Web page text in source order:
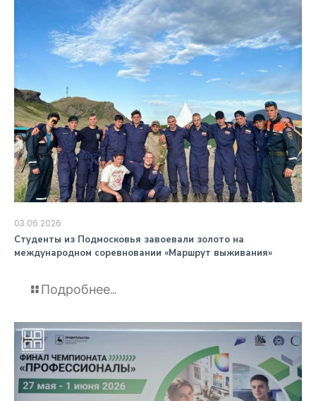
03.06.2026
️Студенты из Подмосковья завоевали золото на
международном соревновании «Маршрут выживания»
Подробнее...